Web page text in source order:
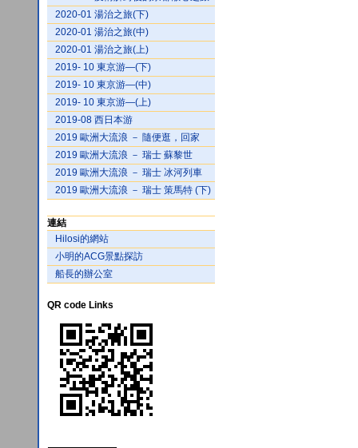
2020-01 湯治之旅(下)
2020-01 湯治之旅(中)
2020-01 湯治之旅(上)
2019- 10 東京游—(下)
2019- 10 東京游—(中)
2019- 10 東京游—(上)
2019-08 西日本游
2019 歐洲大流浪 － 隨便逛，回家
2019 歐洲大流浪 － 瑞士 蘇黎世
2019 歐洲大流浪 － 瑞士 冰河列車
2019 歐洲大流浪 － 瑞士 策馬特 (下)
連結
Hilosi的網站
小明的ACG景點探訪
船長的辦公室
QR code Links